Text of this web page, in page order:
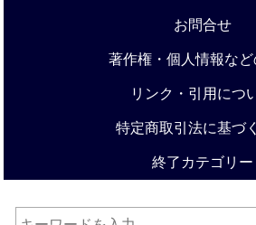
お問合せ
著作権・個人情報な
リンク・引用につ
特定商取引法に基づ
終了カテゴリー